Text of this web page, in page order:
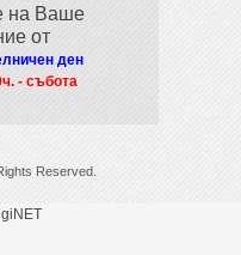
на Ваше
от
ден
- събота
Reserved.